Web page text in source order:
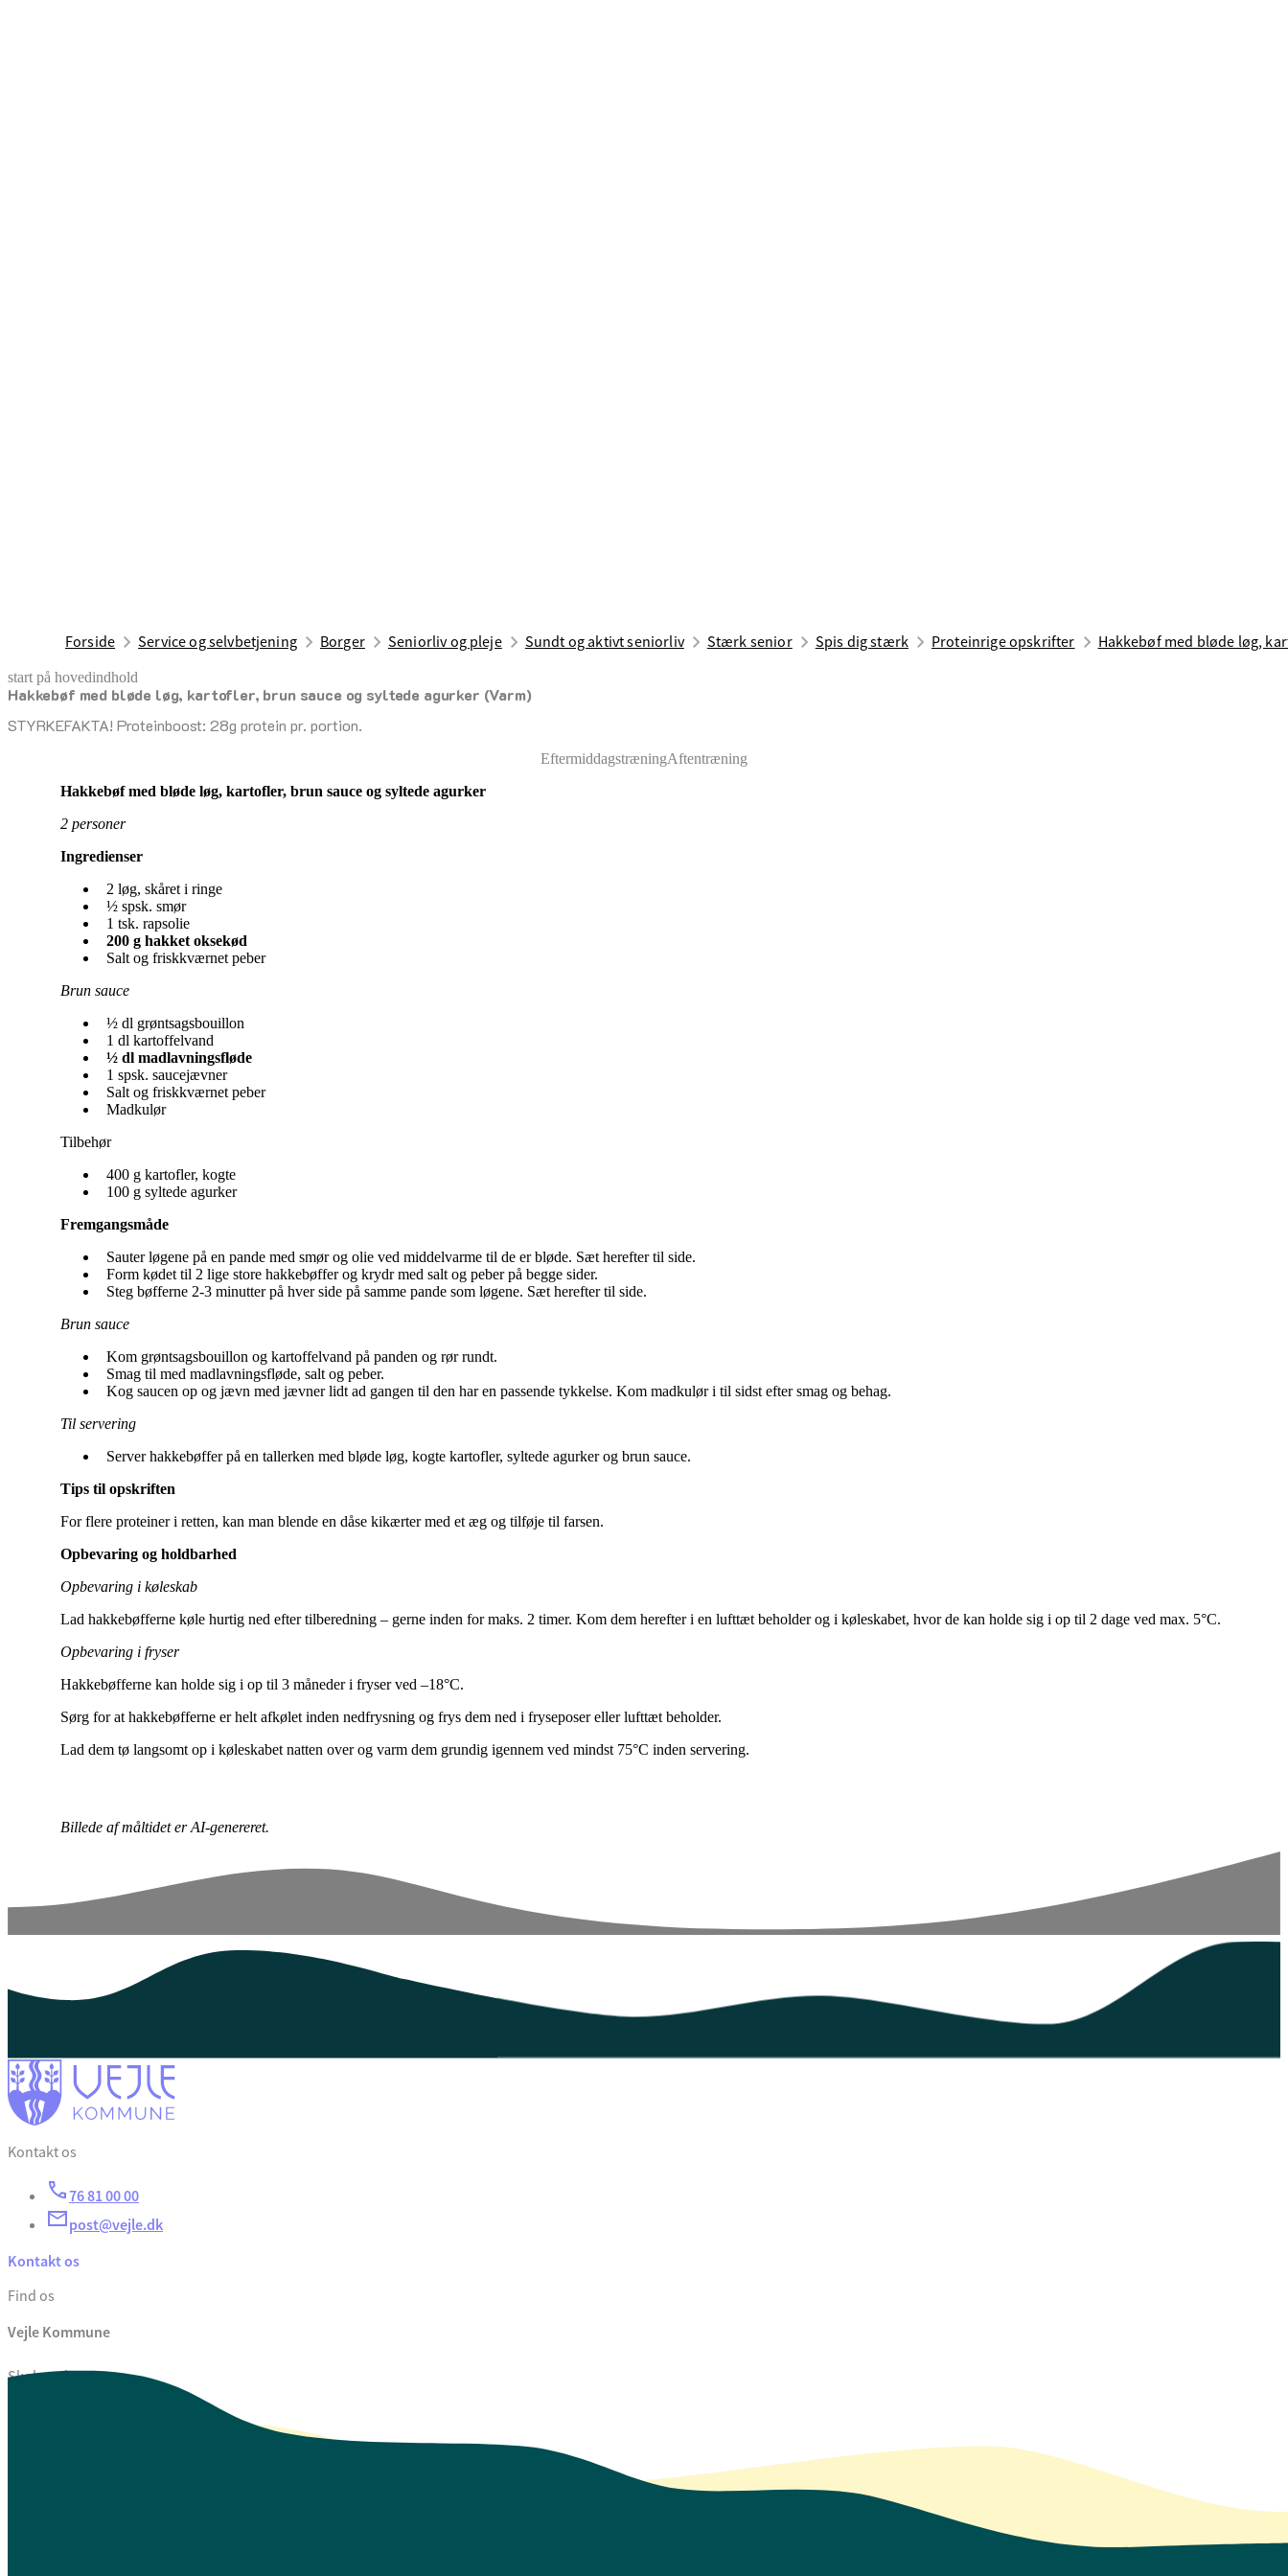
Forside Service og selvbetjening Borger Seniorliv og pleje Sundt og aktivt seniorliv Stærk senior Spis dig stærk Proteinrige opskrifter Hakkebøf med bløde løg,
start på hovedindhold
Hakkebøf med bløde løg, kartofler, brun sauce og syltede agurker (Varm)
STYRKEFAKTA! Proteinboost: 28g protein pr. portion.
senest opdateret 17. april 2026
EftermiddagstræningAftentræning
Hakkebøf med bløde løg, kartofler, brun sauce og syltede agurker
2 personer
Ingredienser
2 løg, skåret i ringe
½ spsk. smør
1 tsk. rapsolie
200 g hakket oksekød
Salt og friskkværnet peber
Brun sauce
½ dl grøntsagsbouillon
1 dl kartoffelvand
½ dl madlavningsfløde
1 spsk. saucejævner
Salt og friskkværnet peber
Madkulør
Tilbehør
400 g kartofler, kogte
100 g syltede agurker
Fremgangsmåde
Sauter løgene på en pande med smør og olie ved middelvarme til de er bløde. Sæt herefter til side.
Form kødet til 2 lige store hakkebøffer og krydr med salt og peber på begge sider.
Steg bøfferne 2-3 minutter på hver side på samme pande som løgene. Sæt herefter til side.
Brun sauce
Kom grøntsagsbouillon og kartoffelvand på panden og rør rundt.
Smag til med madlavningsfløde, salt og peber.
Kog saucen op og jævn med jævner lidt ad gangen til den har en passende tykkelse. Kom madkulør i til sidst efter smag og behag.
Til servering
Server hakkebøffer på en tallerken med bløde løg, kogte kartofler, syltede agurker og brun sauce.
Tips til opskriften
For flere proteiner i retten, kan man blende en dåse kikærter med et æg og tilføje til farsen.
Opbevaring og holdbarhed
Opbevaring i køleskab
Lad hakkebøfferne køle hurtig ned efter tilberedning – gerne inden for maks. 2 timer. Kom dem herefter i en lufttæt beholder og i køleskabet, hvor de kan holde sig i op til 2 dage ved max. 5°C.
Opbevaring i fryser
Hakkebøfferne kan holde sig i op til 3 måneder i fryser ved –18°C.
Sørg for at hakkebøfferne er helt afkølet inden nedfrysning og frys dem ned i fryseposer eller lufttæt beholder.
Lad dem tø langsomt op i køleskabet natten over og varm dem grundig igennem ved mindst 75°C inden servering.
Billede af måltidet er AI-genereret.
Kontakt os
76 81 00 00
post@vejle.dk
Kontakt os
Find os
Vejle Kommune
Skolegade 1